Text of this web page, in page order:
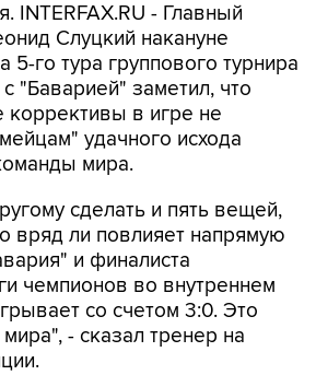
INTERFAX.RU - Главный
Слуцкий накануне
5-го тура группового турнира
"Баварией" заметил, что
в игре не
удачного исхода
мира.
сделать и пять вещей,
вряд ли повлияет напрямую
и финалиста
чемпионов во внутреннем
со счетом 3:0. Это
- сказал тренер на